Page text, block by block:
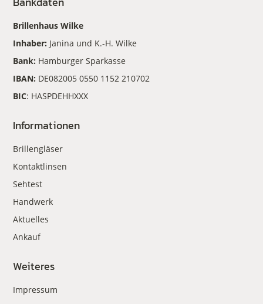
Brillenhaus Wilke
Inhaber: Janina und K.-H. Wilke
Bank: Hamburger Sparkasse
IBAN: DE082005 0550 1152 210702
BIC: HASPDEHHXXX
Informationen
Brillengläser
Kontaktlinsen
Sehtest
Handwerk
Aktuelles
Ankauf
Weiteres
Impressum